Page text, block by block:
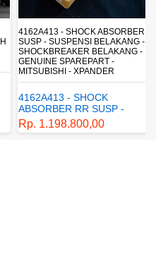
4162A413 - SHOCK ABSORBER RR
SUSP - SUSPENSI BELAKANG -
SHOCKBREAKER BELAKANG -
GENUINE SPAREPART -
MITSUBISHI - XPANDER
4162A413 - SHOCK
ABSORBER RR SUSP -
SUSPENSI BELAKANG -
SHOCKBREAKER BELAKANG
Rp. 1.198.800,00